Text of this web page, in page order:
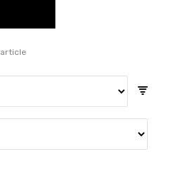
article